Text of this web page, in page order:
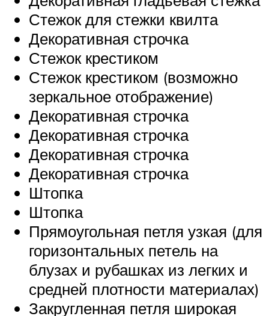
Стежок для стежки квилта
Декоративная строчка
Стежок крестиком
Стежок крестиком (возможно
зеркальное отображение)
Декоративная строчка
Декоративная строчка
Декоративная строчка
Декоративная строчка
Штопка
Штопка
Прямоугольная петля узкая (для
горизонтальных петель на
блузах и рубашках из легких и
средней плотности материалах)
Закругленная петля широкая